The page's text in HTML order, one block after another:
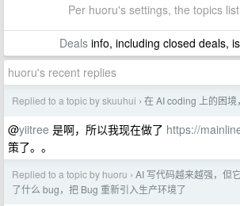
Per huoru's settings, the topics
Dealsinfo, including closed deals,
huoru's recent replies
Replied to a topic by skuuhui › 在 AI coding 上的困
@yiitree 是啊，所以我现在做了 https://
策了。。
Replied to a topic by huoru › AI 写代码越来越强，但
了什么 bug，把 Bug 重新引入生产环境了